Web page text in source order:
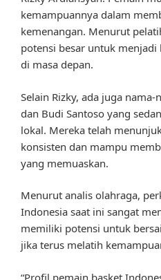
kemampuannya dalam
kemenangan. Menurut
potensi besar untuk
di masa depan.
Selain Rizky, ada juga
dan Budi Santoso yang
lokal. Mereka telah
konsisten dan mampu
yang memuaskan.
Menurut analis olahraga,
Indonesia saat ini sangat
memiliki potensi untuk
jika terus melatih
“Profil pemain basket